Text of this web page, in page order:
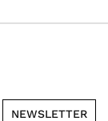
NEWSLETTER